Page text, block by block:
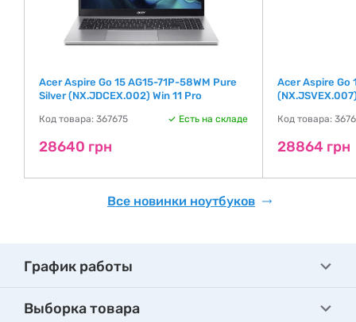
Acer Aspire Go 15 AG15-71P-58WM Pure
Silver (NX.JDCEX.002) Win 11 Pro
Код товара: 367675 Есть на складе
28640 грн
Acer Aspire Go
Код товара:
28864 грн
Все новинки ноутбуков
График работы
Выборка товара